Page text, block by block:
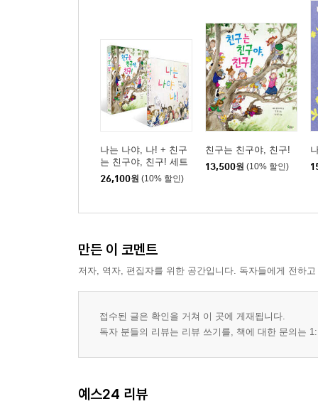
나는 나야, 나! + 친구
는 친구야, 친구! 세트
26,100원 (10% 할인)
친구는 친구야, 친구!
13,500원 (10% 할인)
만든 이 코멘트
저자, 역자, 편집자를 위한 공간입니다. 독자들에게 전하
접수된 글은 확인을 거쳐 이 곳에 게재됩니다.
독자 분들의 리뷰는 리뷰 쓰기를, 책에 대한 문의는
예스24 리뷰